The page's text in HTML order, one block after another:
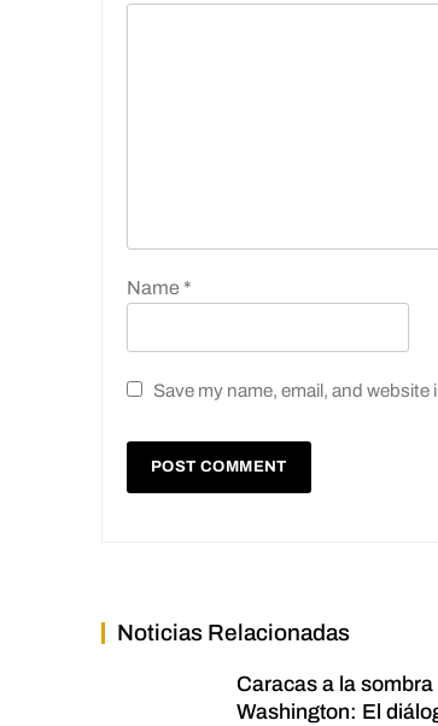
Name *
Save my name, email, and
Noticias Relacionadas
Caracas a la sombra
Washington: El